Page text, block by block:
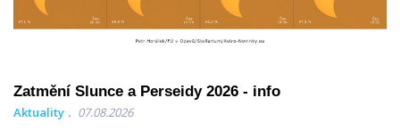
Zatmění Slunce a Perseidy 2026 - info
Aktuality 07.08.2026